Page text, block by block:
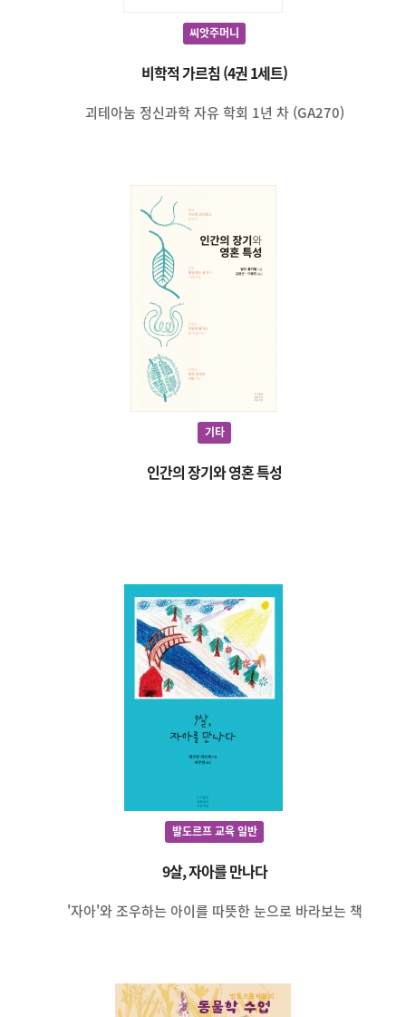
씨앗주머니
비학적 가르침 (4권 1세트)
괴테아눔 정신과학 자유 학회 1년 차 (GA270)
기타
인간의 장기와 영혼 특성
발도르프 교육 일반
9살, 자아를 만나다
'자아'와 조우하는 아이를 따뜻한 눈으로 바라보는 책